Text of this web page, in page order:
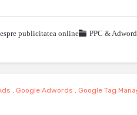
publicitatea online PPC &
, Google Adwords , Google Tag